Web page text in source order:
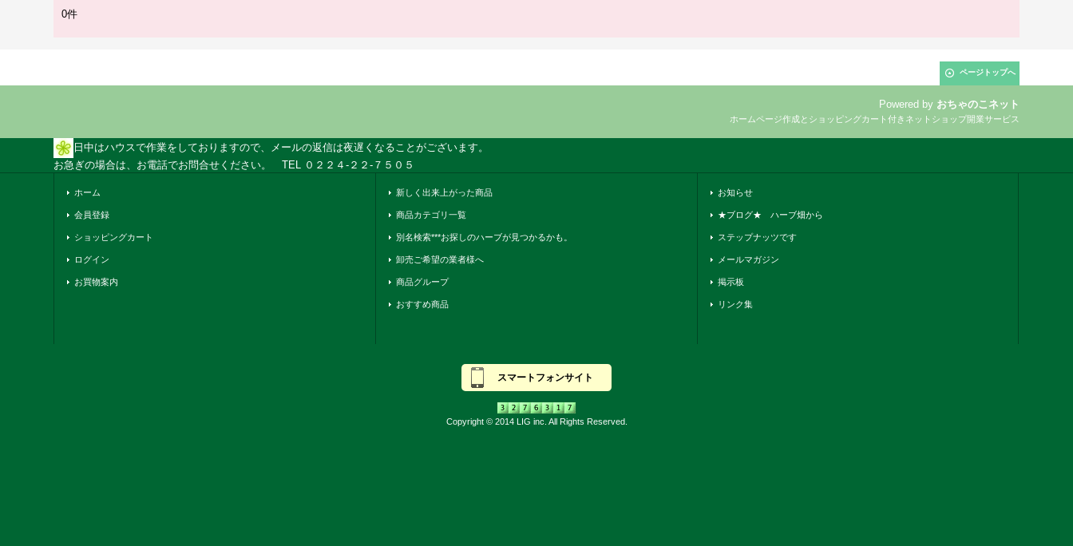
0件
ページトップへ
Powered by おちゃのこネット
ホームページ作成とショッピングカート付きネットショップ開業サービス
日中はハウスで作業をしておりますので、メールの返信は夜遅くなることがございます。
お急ぎの場合は、お電話でお問合せください。 TEL ０２２４-２２-７５０５
ホーム
会員登録
ショッピングカート
ログイン
お買物案内
新しく出来上がった商品
商品カテゴリ一覧
別名検索***お探しのハーブが見つかるかも。
卸売ご希望の業者様へ
商品グループ
おすすめ商品
お知らせ
★ブログ★ ハーブ畑から
ステップナッツです
メールマガジン
掲示板
リンク集
スマートフォンサイト
Copyright © 2014 LIG inc. All Rights Reserved.